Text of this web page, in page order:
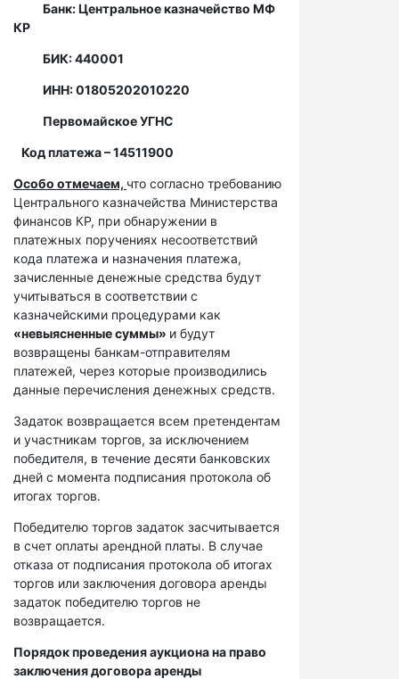
Банк: Центральное казначейство МФ
КР
БИК: 440001
ИНН: 01805202010220
Первомайское УГНС
Код платежа – 14511900
Особо отмечаем, что согласно требованию
Центрального казначейства Министерства
финансов КР, при обнаружении в
платежных поручениях несоответствий
кода платежа и назначения платежа,
зачисленные денежные средства будут
учитываться в соответствии с
казначейскими процедурами как
«невыясненные суммы» и будут
возвращены банкам-отправителям
платежей, через которые производились
данные перечисления денежных средств.
Задаток возвращается всем претендентам
и участникам торгов, за исключением
победителя, в течение десяти банковских
дней с момента подписания протокола об
итогах торгов.
Победителю торгов задаток засчитывается
в счет оплаты арендной платы. В случае
отказа от подписания протокола об итогах
торгов или заключения договора аренды
задаток победителю торгов не
возвращается.
Порядок проведения аукциона на право
заключения договора аренды